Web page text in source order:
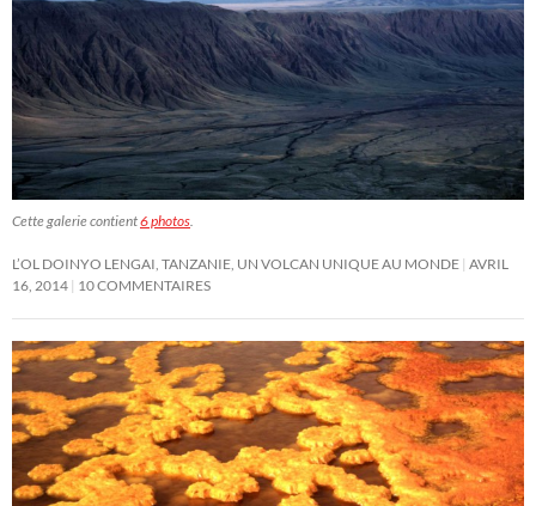
Cette galerie contient6 photos.
L’OL DOINYO LENGAI, TANZANIE, UN VOLCAN UNIQUE AU MONDE AVRIL
16, 2014 10 COMMENTAIRES